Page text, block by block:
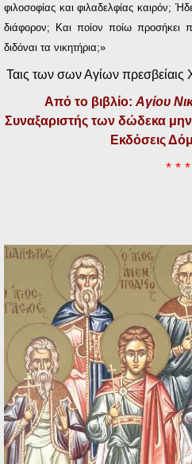
φιλοσοφίας και φιλαδελφίας καιρόν;
διάφορον; Και ποίον ποίω προσήκει
διδόναι τα νικητήρια;»
Ταις των σων Αγίων πρεσβείαις
Από το βιβλίο: Αγίου
Συναξαριστής των δώδεκα
Εκδόσεις
* * *